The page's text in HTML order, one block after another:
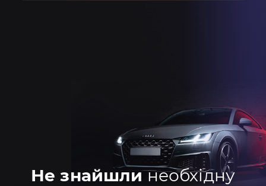
Не знайшлинеобхідну